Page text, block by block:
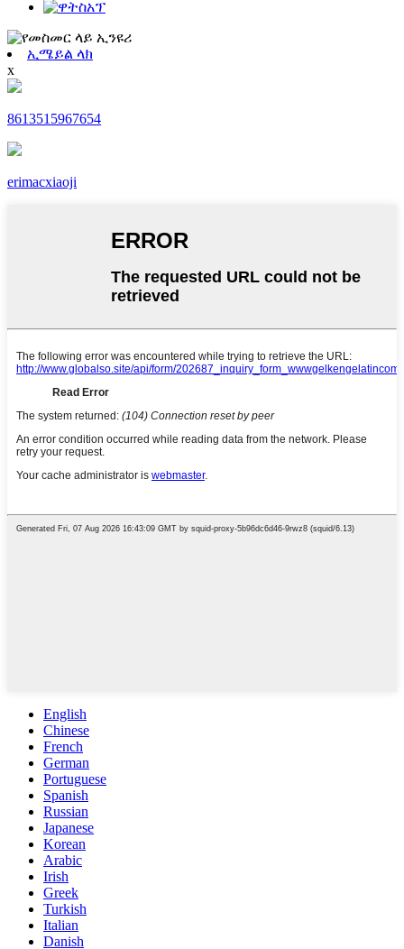
ኢሜይል ላክ
x
8613515967654
erimacxiaoji
English
Chinese
French
German
Portuguese
Spanish
Russian
Japanese
Korean
Arabic
Irish
Greek
Turkish
Italian
Danish